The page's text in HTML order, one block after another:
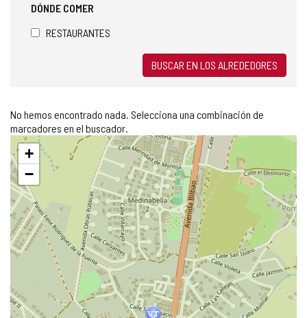
DÓNDE COMER
RESTAURANTES
BUSCAR EN LOS ALREDEDORES
No hemos encontrado nada. Selecciona una combinación de
marcadores en el buscador.
Saltar
mapa
+
−